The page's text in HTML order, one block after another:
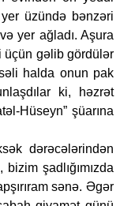
üzündə bənzəri
yer ağladı. Aşura
üçün gəlib gördülər
halda onun pak
ki, həzrət
Hüseyn” şüarına
dərəcələrindən
şadlığımızda
sənə. Əgər